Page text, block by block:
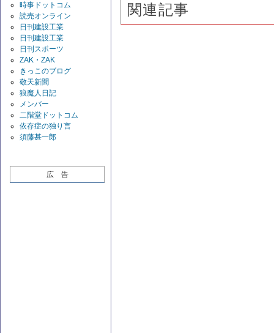
時事ドットコム
読売オンライン
日刊建設工業
日刊建設工業
日刊スポーツ
ZAK・ZAK
きっこのブログ
敬天新聞
狼魔人日記
メンバー
二階堂ドットコム
依存症の独り言
須藤甚一郎
広 告
関連記事